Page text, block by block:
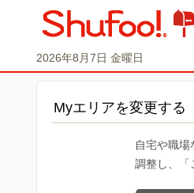
2026年8月7日 金曜日
Myエリアを変更する
自宅や職
調整し、「